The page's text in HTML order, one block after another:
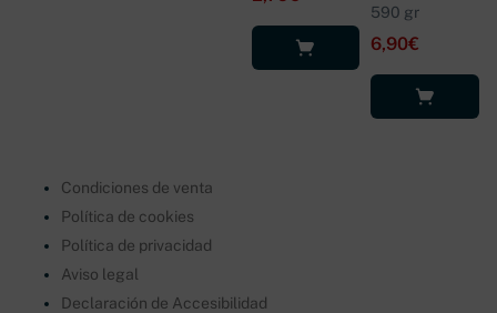
590 gr
6,90€
Condiciones de venta
Política de cookies
Política de privacidad
Aviso legal
Declaración de Accesibilidad